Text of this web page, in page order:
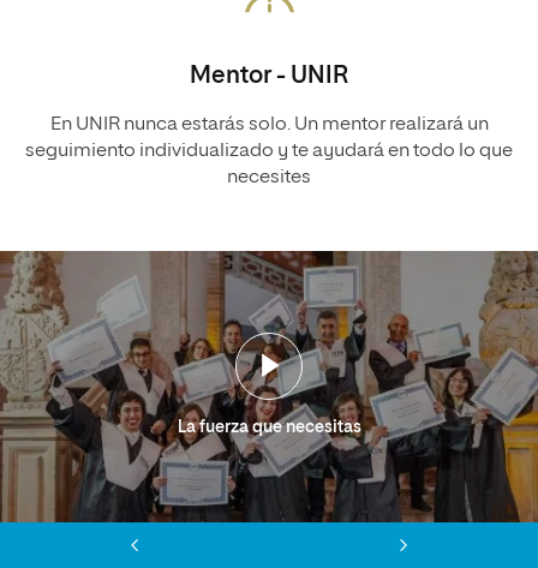
Mentor - UNIR
En UNIR nunca estarás solo. Un mentor realizará un
seguimiento individualizado y te ayudará en todo lo que
necesites
La fuerza que necesitas